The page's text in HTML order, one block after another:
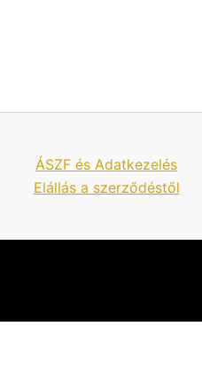
ÁSZF és Adatkezelés
Elállás a szerződéstől